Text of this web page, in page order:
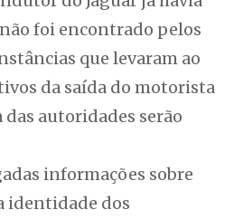
foi encontrado pelos
que levaram ao
da saída do motorista
das autoridades serão
informações sobre
identidade dos